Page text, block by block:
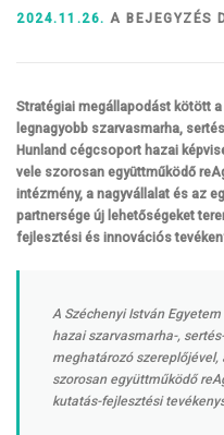
2024.11.26. A BEJEGYZÉS
Stratégiai megállapodást kötött
legnagyobb szarvasmarha,
Hunland cégcsoport hazai
vele szorosan együttműködő
intézmény, a nagyvállalat és az
partnersége új lehetőségeket
fejlesztési és innovációs
A Széchenyi István
hazai szarvasmarha-,
meghatározó szereplőjével,
szorosan együttműködő
kutatás-fejlesztési